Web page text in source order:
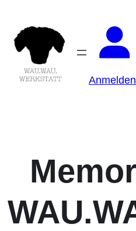
Anmelden